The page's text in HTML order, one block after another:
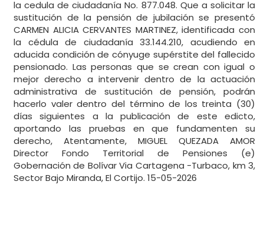
la cedula de ciudadanía No. 877.048. Que a solicitar la
sustitución de la pensión de jubilación se presentó
CARMEN ALICIA CERVANTES MARTINEZ, identificada con
la cédula de ciudadanía 33.144.210, acudiendo en
aducida condición de cónyuge supérstite del fallecido
pensionado. Las personas que se crean con igual o
mejor derecho a intervenir dentro de la actuación
administrativa de sustitución de pensión, podrán
hacerlo valer dentro del término de los treinta (30)
días siguientes a la publicación de este edicto,
aportando las pruebas en que fundamenten su
derecho, Atentamente, MIGUEL QUEZADA AMOR
Director Fondo Territorial de Pensiones (e)
Gobernación de Bolívar Via Cartagena -Turbaco, km 3,
Sector Bajo Miranda, El Cortijo. 15-05-2026